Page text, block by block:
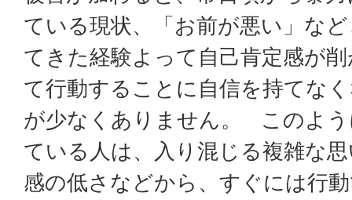
ている現状、「お前が悪い」な
てきた経験よって自己肯定感が
て行動することに自信を持てな
が少なくありません。 このよ
ている人は、入り混じる複雑な
感の低さなどから、すぐには行